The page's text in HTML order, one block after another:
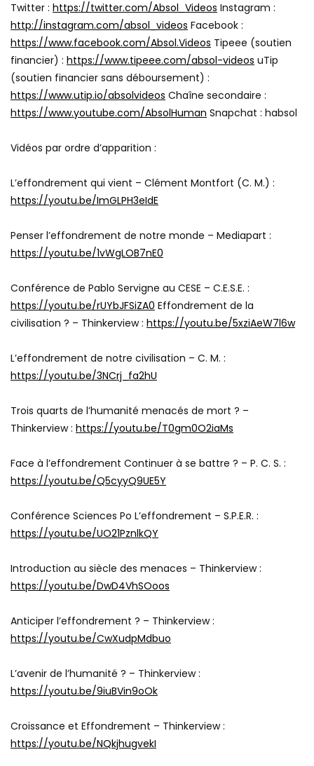
Twitter : https://twitter.com/Absol_Videos Instagram :
http://instagram.com/absol_videos Facebook :
https://www.facebook.com/Absol.Videos Tipeee (soutien
financier) : https://www.tipeee.com/absol-videos uTip
(soutien financier sans déboursement) :
https://www.utip.io/absolvideos Chaîne secondaire :
https://www.youtube.com/AbsolHuman Snapchat : habsol
Vidéos par ordre d’apparition :
L’effondrement qui vient – Clément Montfort (C. M.) :
https://youtu.be/ImGLPH3eIdE
Penser l’effondrement de notre monde – Mediapart :
https://youtu.be/1vWgLOB7nE0
Conférence de Pablo Servigne au CESE – C.E.S.E. :
https://youtu.be/rUYbJFSiZA0 Effondrement de la
civilisation ? – Thinkerview : https://youtu.be/5xziAeW7l6w
L’effondrement de notre civilisation – C. M. :
https://youtu.be/3NCrj_fa2hU
Trois quarts de l’humanité menacés de mort ? –
Thinkerview : https://youtu.be/T0gm0O2iaMs
Face à l’effondrement Continuer à se battre ? – P. C. S. :
https://youtu.be/Q5cyyQ9UE5Y
Conférence Sciences Po L’effondrement – S.P.E.R. :
https://youtu.be/UO21PznlkQY
Introduction au siècle des menaces – Thinkerview :
https://youtu.be/DwD4VhSOoos
Anticiper l’effondrement ? – Thinkerview :
https://youtu.be/CwXudpMdbuo
L’avenir de l’humanité ? – Thinkerview :
https://youtu.be/9iuBVin9oOk
Croissance et Effondrement – Thinkerview :
https://youtu.be/NQkjhugvekI